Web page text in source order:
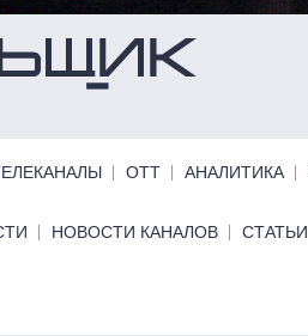
ОТТ АНАЛИТИКА
НОВОСТИ КАНАЛОВ СТАТЬИ